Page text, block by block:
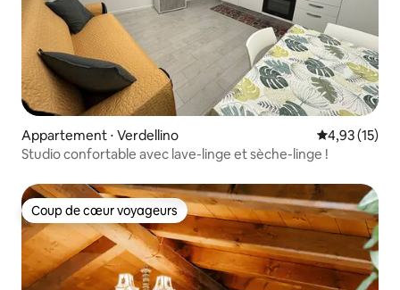
Appartement ⋅ Verdellino Évaluation
4,93 (15)
Studio confortable avec lave-linge et sèche-linge !
Coup de cœur voyageurs
Coup de cœur voyageurs